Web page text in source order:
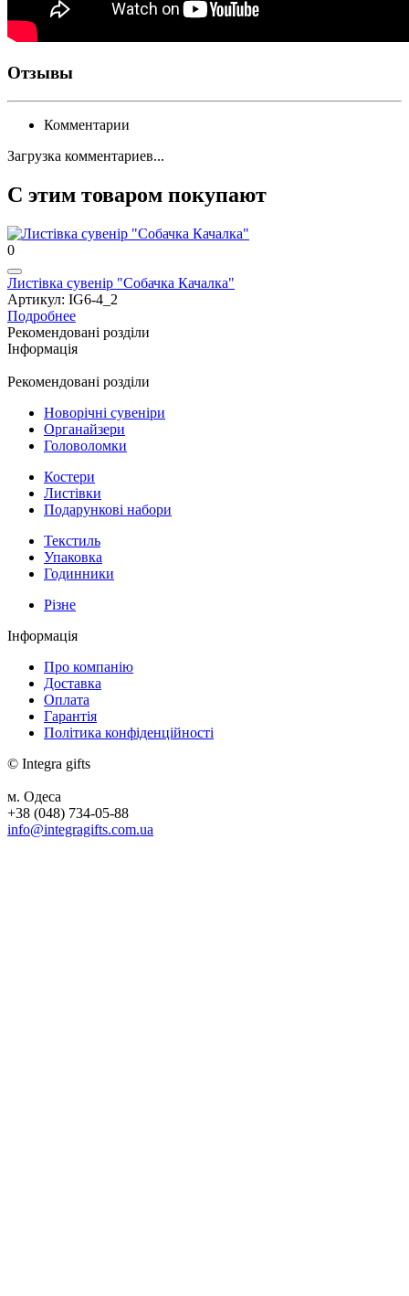
Отзывы
Комментарии
Загрузка комментариев...
С этим товаром покупают
0
Листівка сувенір "Собачка Качалка"
Артикул: IG6-4_2
Подробнее
Рекомендовані розділи
Інформація
Рекомендовані розділи
Новорічні сувеніри
Органайзери
Головоломки
Костери
Листівки
Подарункові набори
Текстиль
Упаковка
Годинники
Різне
Інформація
Про компанію
Доставка
Оплата
Гарантія
Політика конфіденційності
© Integra gifts
м. Одеса
+38 (048) 734-05-88
info@integragifts.com.ua